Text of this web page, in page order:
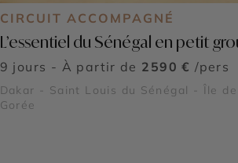
CIRCUIT ACCOMPAGNÉ
L’essentiel du Sénégal en petit
9 jours - À partir de 2590 € /pers
Dakar - Saint Louis du Sénégal - Île de
Gorée